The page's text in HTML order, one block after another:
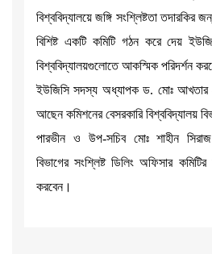
বিশ্ববিদ্যালয়ে জঙ্গি সংশ্লিষ্টতা
বিশিষ্ট একটি কমিটি গঠন করে দেয়
বিশ্ববিদ্যালয়গুলোতে আকস্মিক পরিদর্শন
ইউজিসি সদস্য অধ্যাপক ড. মোঃ আখতার
আছেন কমিশনের বেসরকারি বিশ্ববিদ্যালয়
পারভীন ও উপ-সচিব মোঃ শাহীন
বিভাগের সংশ্লিষ্ট ডিলিং অফিসার
করবেন।